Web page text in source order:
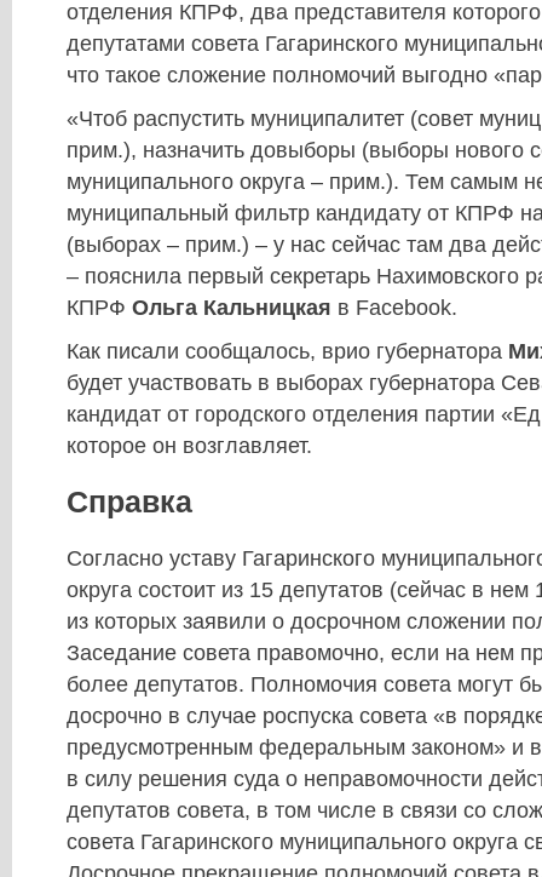
отделения КПРФ, два представителя
депутатами совета Гагаринского
что такое сложение полномочий выгодно
«Чтоб распустить муниципалитет (совет
прим.), назначить довыборы (выборы нового
муниципального округа – прим.). Тем самым
муниципальный фильтр кандидату от КПРФ на
(выборах – прим.) – у нас сейчас там два
– пояснила первый секретарь Нахимовского
КПРФ Ольга Кальницкая в Facebook.
Как писали сообщалось, врио губернатора
будет участвовать в выборах губернатора
кандидат от городского отделения партии
которое он возглавляет.
Справка
Согласно уставу Гагаринского
округа состоит из 15 депутатов (сейчас в
из которых заявили о досрочном сложении
Заседание совета правомочно, если на нем
более депутатов. Полномочия совета могут
досрочно в случае роспуска совета «в
предусмотренным федеральным законом» и
в силу решения суда о неправомочности
депутатов совета, в том числе в связи со
совета Гагаринского муниципального округа